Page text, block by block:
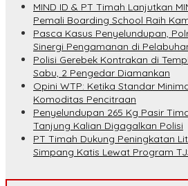
MIND ID & PT Timah Lanjutkan
Pemali Boarding School Raih
Pasca Kasus Penyelundupan,
Sinergi Pengamanan di
Polisi Gerebek Kontrakan di
Sabu, 2 Pengedar Diamankan
Opini WTP: Ketika Standar
Komoditas Pencitraan
Penyelundupan 265 Kg Pasir
Tanjung Kalian Digagalkan Polisi
PT Timah Dukung Peningkatan
Simpang Katis Lewat Program